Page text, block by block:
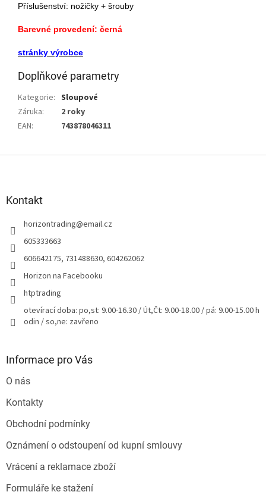
Příslušenství: nožičky + šrouby
Barevné provedení: černá
stránky výrobce
Doplňkové parametry
Kategorie: Sloupové
Záruka:
2 roky
EAN: 743878046311
Kontakt
horizontrading@email.cz
605333663
606642175, 731488630, 604262062
Horizon na Facebooku
htptrading
otevírací doba: po,st: 9.00-16.30 / Út,Čt: 9.00-18.00 / pá: 9.00-15.00 h
odin / so,ne: zavřeno
Informace pro Vás
O nás
Kontakty
Obchodní podmínky
Oznámení o odstoupení od kupní smlouvy
Vrácení a reklamace zboží
Formuláře ke stažení